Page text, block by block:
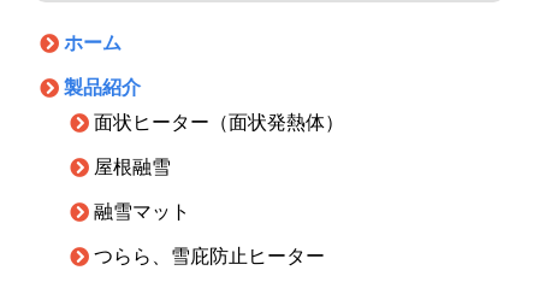
ホーム
製品紹介
面状ヒーター（面状発熱体）
屋根融雪
融雪マット
つらら、雪庇防止ヒーター